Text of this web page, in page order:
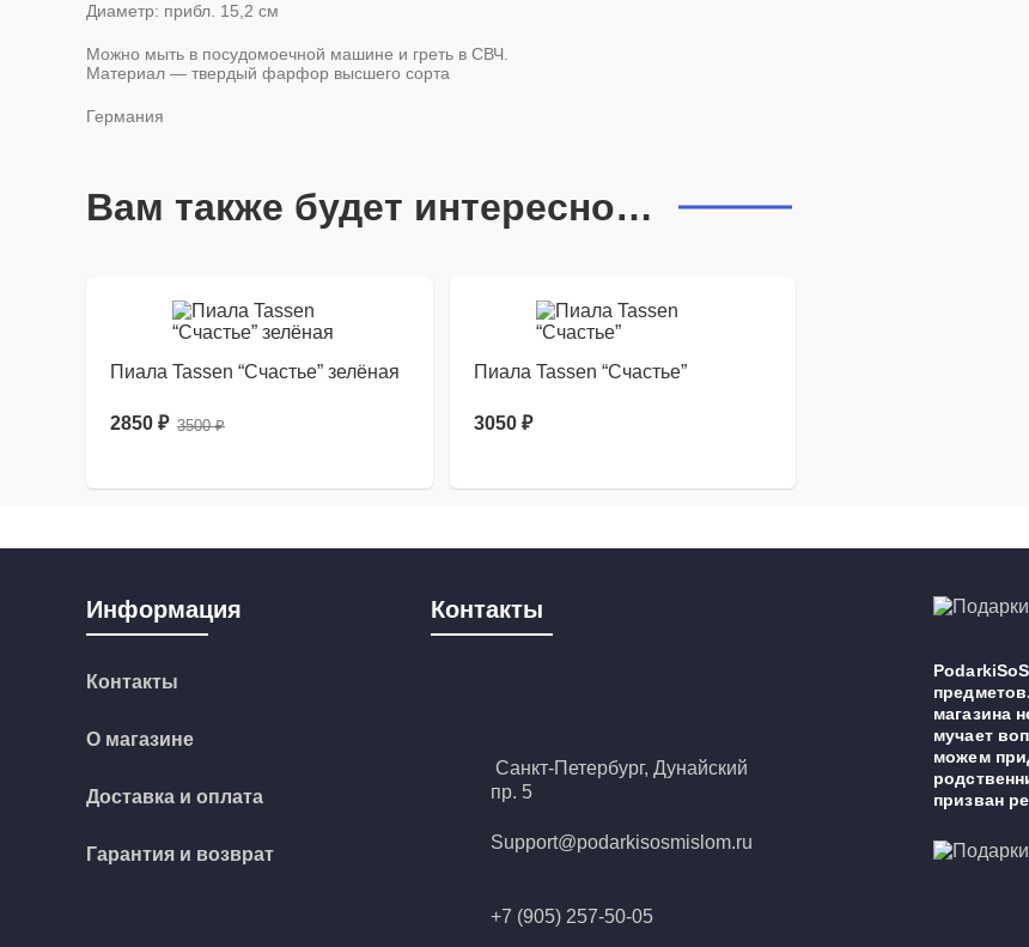
Диаметр: прибл. 15,2 см
Можно мыть в посудомоечной машине и греть в СВЧ.
Материал — твердый фарфор высшего сорта
Германия
Вам также будет интересно…
Пиала Tassen “Счастье” зелёная
3500₽
составляла
2850 ₽
2850 ₽.
Пиала Tassen “Счастье”
3050 ₽
Информация
Контакты
О магазине
Доставка и оплата
Гарантия и возврат
Контакты
Санкт-Петербург, Дунайский
пр. 5
Support@podarkisosmislom.ru
+7 (905) 257-50-05
магазина
мучает
можем
призван